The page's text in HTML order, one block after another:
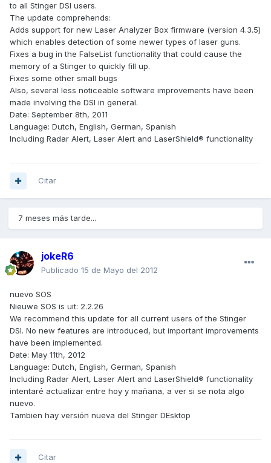
to all Stinger DSI users.
The update comprehends:
Adds support for new Laser Analyzer Box firmware (version 4.3.5)
which enables detection of some newer types of laser guns.
Fixes a bug in the FalseList functionality that could cause the
memory of a Stinger to quickly fill up.
Fixes some other small bugs
Also, several less noticeable software improvements have been
made involving the DSI in general.
Date: September 8th, 2011
Language: Dutch, English, German, Spanish
Including Radar Alert, Laser Alert and LaserShield® functionality
Citar
7 meses más tarde...
jokeR6
Publicado 15 de Mayo del 2012
nuevo SOS
Nieuwe SOS is uit: 2.2.26
We recommend this update for all current users of the Stinger
DSI. No new features are introduced, but important improvements
have been implemented.
Date: May 11th, 2012
Language: Dutch, English, German, Spanish
Including Radar Alert, Laser Alert and LaserShield® functionality
intentaré actualizar entre hoy y mañana, a ver si se nota algo
nuevo.
Tambien hay versión nueva del Stinger DEsktop
Citar